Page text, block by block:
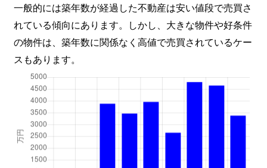
一般的には築年数が経過した不動産は安い値段で売買さ
れている傾向にあります。しかし、大きな物件や好条件
の物件は、築年数に関係なく高値で売買されているケー
スもあります。